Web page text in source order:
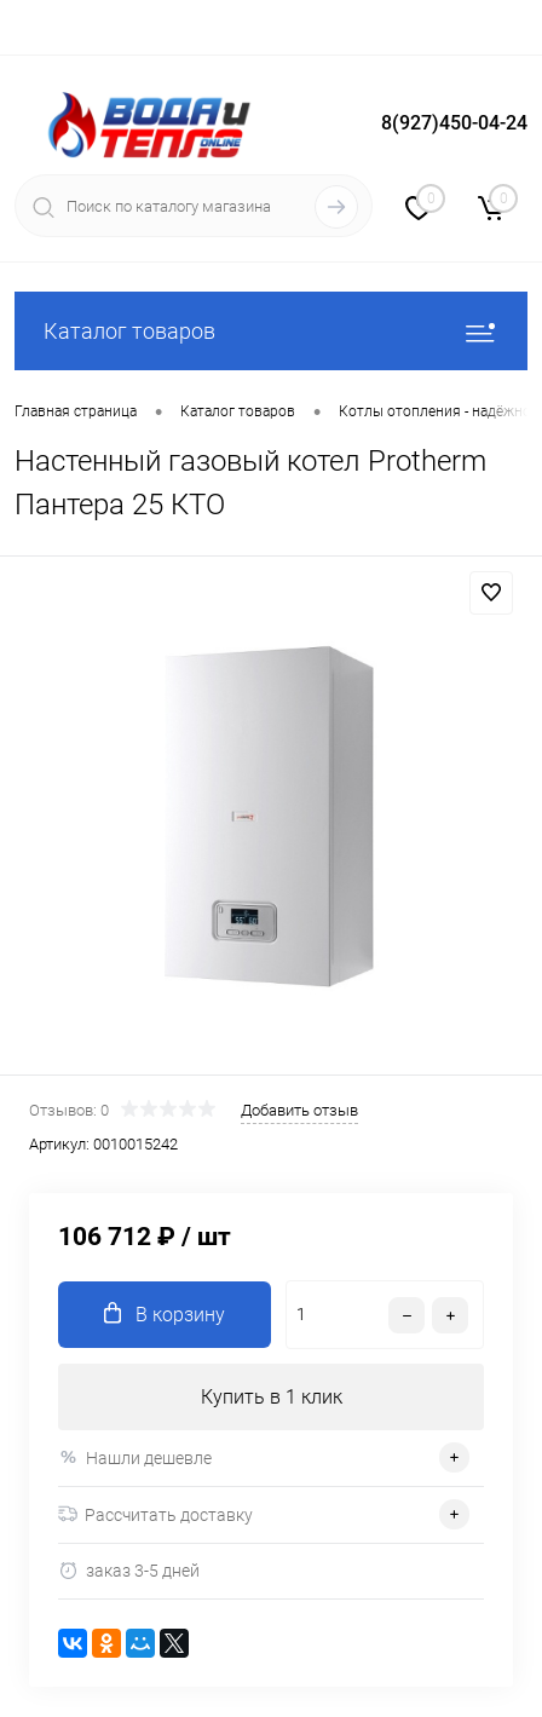
Вход Регистрация
8(927)450-04-24
0 0
Каталог товаров
Главная страница • Каталог товаров • Котлы отопления -
Настенный газовый котел Protherm
Пантера 25 КТО
Отзывов: 0
Добавить отзыв
Артикул: 0010015242
106 712 ₽ / шт
В корзину
Купить в 1 клик
Нашли дешевле
Рассчитать доставку
заказ 3-5 дней